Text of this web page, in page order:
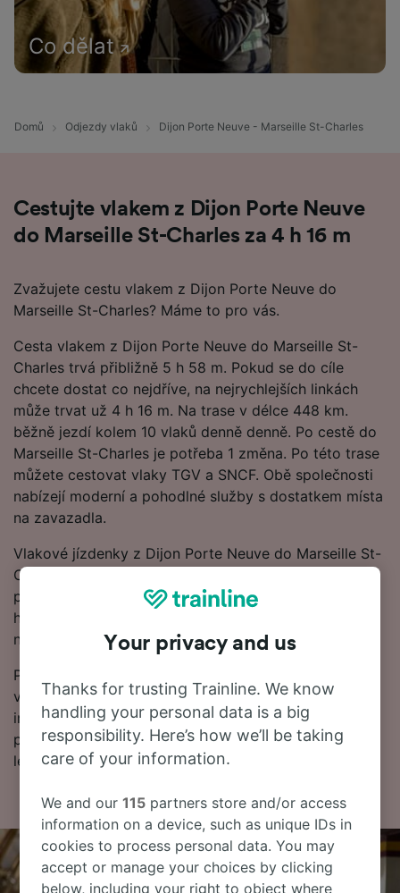
Co dělat
Domů Odjezdy vlaků Dijon Porte Neuve - Marseille St-Charles
Cestujte vlakem z Dijon Porte Neuve
do Marseille St-Charles za 4 h 16 m
Zvažujete cestu vlakem z Dijon Porte Neuve do
Marseille St-Charles? Máme to pro vás.
Cesta vlakem z Dijon Porte Neuve do Marseille St-
Charles trvá přibližně 5 h 58 m. Pokud se do cíle
chcete dostat co nejdříve, na nejrychlejších linkách
může trvat už 4 h 16 m. Na trase v délce 448 km.
běžně jezdí kolem 10 vlaků denně denně. Po cestě do
Marseille St-Charles je potřeba 1 změna. Po této trase
můžete cestovat vlaky TGV a SNCF. Obě společnosti
nabízejí moderní a pohodlné služby s dostatkem místa
na zavazadla.
Vlakové jízdenky z Dijon Porte Neuve do Marseille St-
Charles jsou obvykle levnější, když si je rezervujete s
předstihem, než při nákupu v den cesty. Začněte
hledat v našem Plánovači cest a podívejte se na
nejnovější ceny.
Připraveni na rezervaci? Začněte hledat nejlevnější
vlakové jízdenky u nás ještě dnes. Dále najdete další
informace včetně našeho jízdního řádu, kde uvidíte
první a poslední odjezdy vlaků a také tipy, jak najít
levné vlakové jízdenky.
Your privacy and us
Thanks for trusting Trainline. We know
handling your personal data is a big
responsibility. Here’s how we’ll be taking
care of your information.
We and our115 partners store and/or access
information on a device, such as unique IDs in
cookies to process personal data. You may
accept or manage your choices by clicking
below, including your right to object where